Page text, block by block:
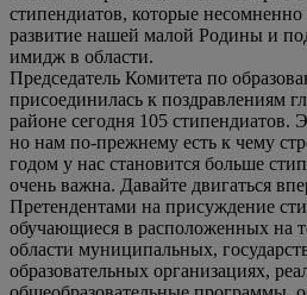
стипендиатов, которые
развитие нашей малой Родины и
имидж в области.
Председатель Комитета по
присоединилась к поздравлениям
районе сегодня 105 стипендиатов.
но нам по-прежнему есть к чему
годом у нас становится больше
очень важна. Давайте двигаться
Претендентами на присуждение
обучающиеся в расположенных на
области муниципальных,
образовательных организациях,